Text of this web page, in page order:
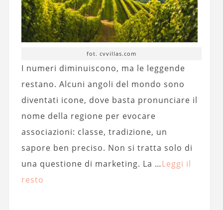
fot. cvvillas.com
I numeri diminuiscono, ma le leggende
restano. Alcuni angoli del mondo sono
diventati icone, dove basta pronunciare il
nome della regione per evocare
associazioni: classe, tradizione, un
sapore ben preciso. Non si tratta solo di
una questione di marketing. La …Leggi il
resto